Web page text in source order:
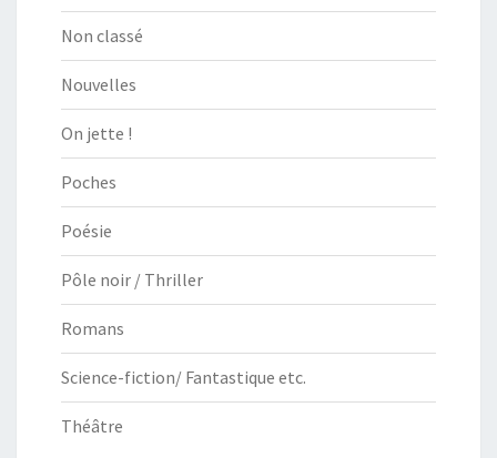
Non classé
Nouvelles
On jette !
Poches
Poésie
Pôle noir / Thriller
Romans
Science-fiction/ Fantastique etc.
Théâtre